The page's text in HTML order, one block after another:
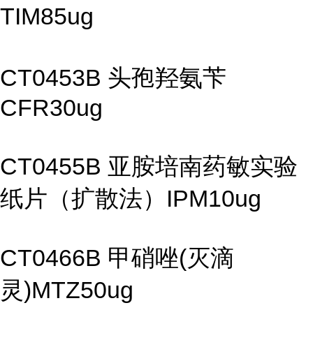
TIM85ug
CT0453B 头孢羟氨苄
CFR30ug
CT0455B 亚胺培南药敏实验
纸片（扩散法）IPM10ug
CT0466B 甲硝唑(灭滴
灵)MTZ50ug